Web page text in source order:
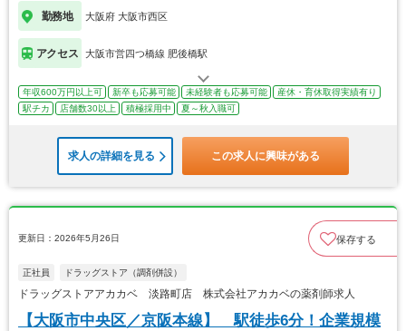
勤務地 大阪府 大阪市西区
アクセス 大阪市営四つ橋線 肥後橋駅
年収600万円以上可 新卒も応募可能 未経験者も応募可能
産休・育休取得実績有り
駅チカ
店舗数30以上 積極採用中 夏～秋入職可
求人の詳細を見る この求人に興味がある
更新日：2026年5月26日 保存する
正社員 ドラッグストア（調剤併設）
ドラッグストアアカカベ 淡路町店 株式会社アカカベの薬剤師求人
【大阪市中央区／京阪本線】 駅徒歩6分！企業規模